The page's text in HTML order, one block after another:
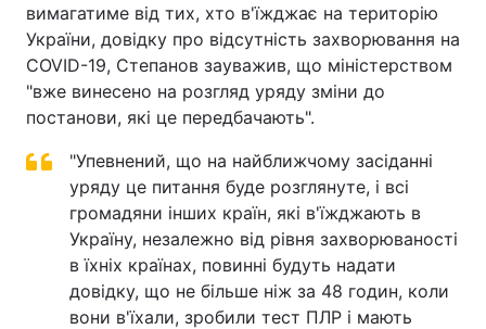
вимагатиме від тих, хто в'їжджає на територію
України, довідку про відсутність захворювання на
COVID-19, Степанов зауважив, що міністерством
"вже винесено на розгляд уряду зміни до
постанови, які це передбачають".
"Упевнений, що на найближчому засіданні
уряду це питання буде розглянуте, і всі
громадяни інших країн, які в'їжджають в
Україну, незалежно від рівня захворюваності
в їхніх країнах, повинні будуть надати
довідку, що не більше ніж за 48 годин, коли
вони в'їхали, зробили тест ПЛР і мають